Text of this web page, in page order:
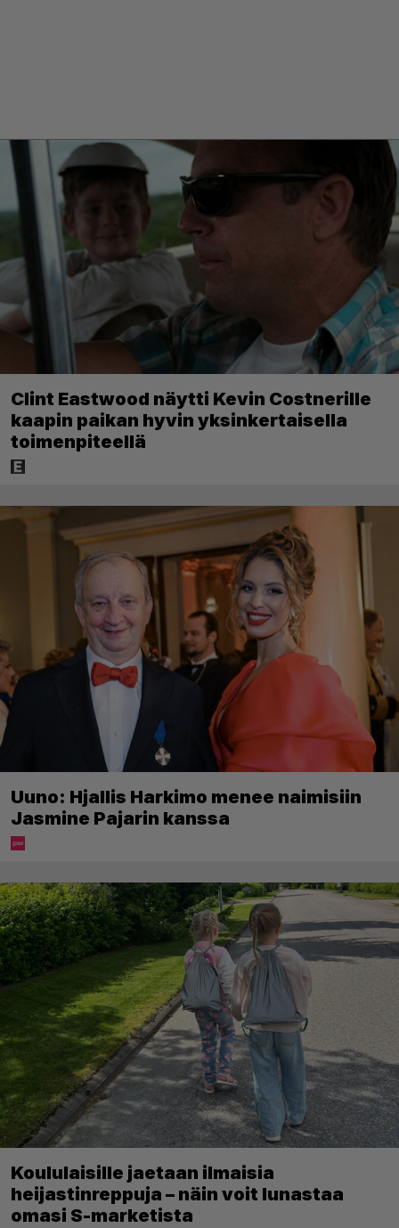
Clint Eastwood näytti Kevin Costnerille
kaapin paikan hyvin yksinkertaisella
toimenpiteellä
Uuno: Hjallis Harkimo menee naimisiin
Jasmine Pajarin kanssa
Koululaisille jaetaan ilmaisia
heijastinreppuja – näin voit lunastaa
omasi S-marketista